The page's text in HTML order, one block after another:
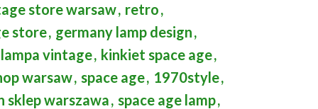
store warsaw, retro,
store, germany lamp design,
lampa vintage, kinkiet space age,
warsaw, space age, 1970style,
sklep warszawa, space age lamp,